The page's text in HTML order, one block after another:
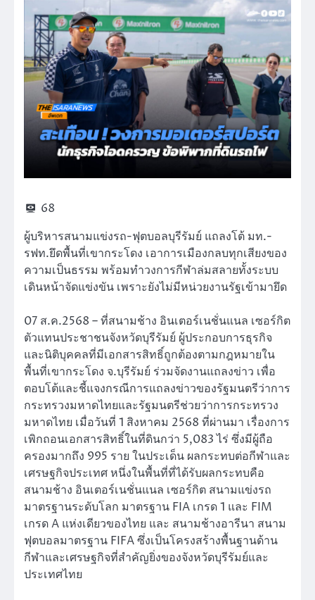
68
ผู้บริหารสนามแข่งรถ-ฟุตบอลบุรีรัมย์ แถลงโต้ มท.-
รฟท.ยึดพื้นที่เขากระโดง เอาการเมืองกลบทุกเสียงของ
ความเป็นธรรม พร้อมทำวงการกีฬาล่มสลายทั้งระบบ
เดินหน้าจัดแข่งขัน เพราะยังไม่มีหน่วยงานรัฐเข้ามายึด
07 ส.ค.2568 – ที่สนามช้าง อินเตอร์เนชั่นแนล เซอร์กิต
ตัวแทนประชาชนจังหวัดบุรีรัมย์ ผู้ประกอบการธุรกิจ
และนิติบุคคลที่มีเอกสารสิทธิ์ถูกต้องตามกฎหมายใน
พื้นที่เขากระโดง จ.บุรีรัมย์ ร่วมจัดงานแถลงข่าว เพื่อ
ตอบโต้และชี้แจงกรณีการแถลงข่าวของรัฐมนตรีว่าการ
กระทรวงมหาดไทยและรัฐมนตรีช่วยว่าการกระทรวง
มหาดไทย เมื่อวันที่ 1 สิงหาคม 2568 ที่ผ่านมา เรื่องการ
เพิกถอนเอกสารสิทธิ์ในที่ดินกว่า 5,083 ไร่ ซึ่งมีผู้ถือ
ครองมากถึง 995 ราย ในประเด็น ผลกระทบต่อกีฬาและ
เศรษฐกิจประเทศ หนึ่งในพื้นที่ที่ได้รับผลกระทบคือ
สนามช้าง อินเตอร์เนชั่นแนล เซอร์กิต สนามแข่งรถ
มาตรฐานระดับโลก มาตรฐาน FIA เกรด 1 และ FIM
เกรด A แห่งเดียวของไทย และ สนามช้างอารีนา สนาม
ฟุตบอลมาตรฐาน FIFA ซึ่งเป็นโครงสร้างพื้นฐานด้าน
กีฬาและเศรษฐกิจที่สำคัญยิ่งของจังหวัดบุรีรัมย์และ
ประเทศไทย